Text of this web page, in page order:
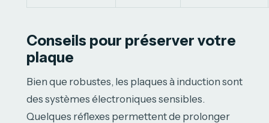
Conseils pour préserver votre
plaque
Bien que robustes, les plaques à induction sont
des systèmes électroniques sensibles.
Quelques réflexes permettent de prolonger